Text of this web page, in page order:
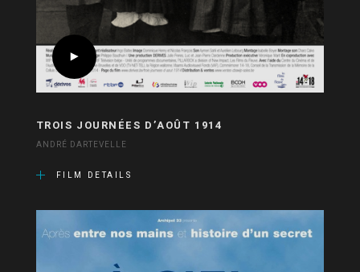
TROIS JOURNÉES D’AOÛT 1914
ANDRÉ DARTEVELLE
FILM DETAILS